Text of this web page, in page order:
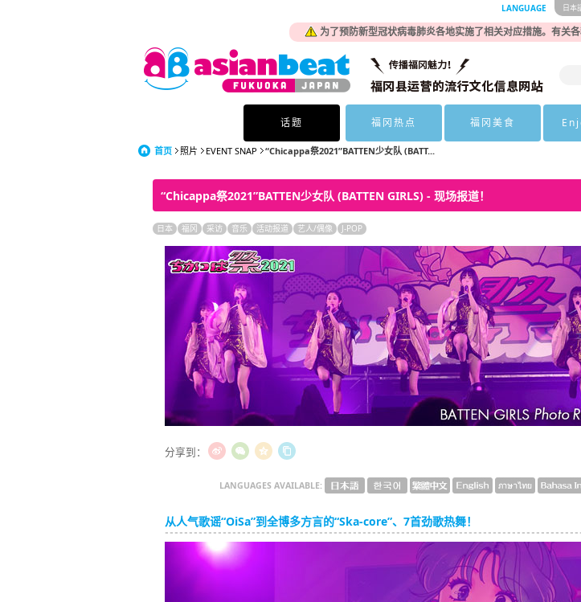
为了预防新型冠状病毒肺炎各地实施了相关对应措施。有关
LANGUAGE 日本
话题 福冈热点 福冈美食
首页 照片 EVENT SNAP “Chicappa祭2021”BATTEN少女队 (BATT...
“Chicappa祭2021”BATTEN少女队 (BATTEN GIRLS) - 现场报道！
日本 福冈 采访 音乐 活动报道 艺人/偶像 J-POP
分享到：
LANGUAGES AVAILABLE:
从人气歌谣“OiSa”到全博多方言的“Ska-core”、7首劲歌热舞！